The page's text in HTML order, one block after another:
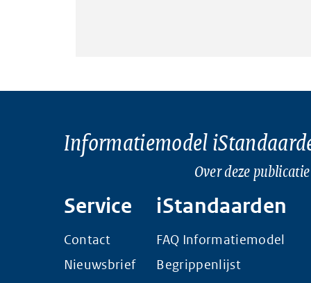
Informatiemodel
Over deze publicatie
Service
Contact
Nieuwsbrief
iStandaarden
FAQ Informatiemodel
Begrippenlijst